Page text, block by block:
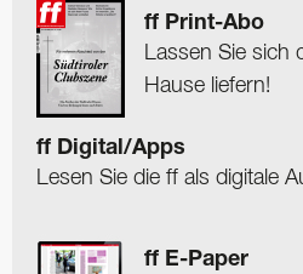
ff Print-Abo
Lassen Sie sich
Hause liefern!
ff Digital/Apps
Lesen Sie die ff als digitale
ff E-Paper